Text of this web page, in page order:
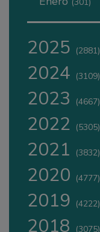
2025 (2881)
2024 (3109)
2023 (4667)
2022 (5305)
2021 (3832)
2020 (4777)
2019 (4222)
2018 (3075)